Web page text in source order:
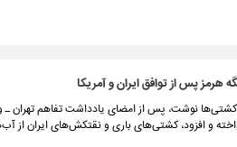
پس از توافق ایران و آمریکا
کشتی‌ها نوشت، پس از امضای یادداشت تفاهم تهران
و افزود، کشتی‌های باری و نقتکش‌های ایران از